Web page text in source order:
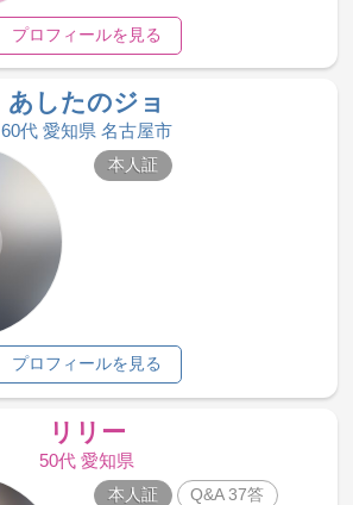
プロフィールを見る
あしたのジョ
60代 愛知県 名古屋市
本人証
プロフィールを見る
リリー
50代 愛知県
本人証
Q&A 37答